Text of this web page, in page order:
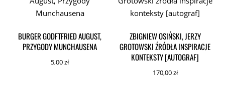
BURGER GODFTFRIED AUGUST,
PRZYGODY MUNCHAUSENA
5,00zł
ZBIGNIEW OSIŃSKI, JERZY
GROTOWSKI ŹRÓDŁA INSPIRACJE
KONTEKSTY [AUTOGRAF]
170,00zł